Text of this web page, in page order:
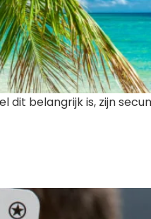
dit belangrijk is, zijn